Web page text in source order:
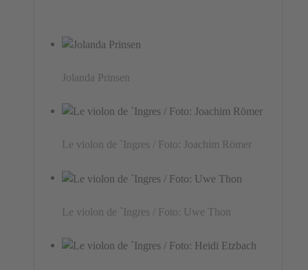
Jolanda Prinsen
Le violon de `Ingres / Foto: Joachim Römer
Le violon de `Ingres / Foto: Uwe Thon